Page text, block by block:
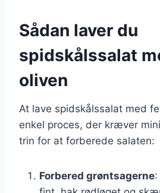
Sådan laver du
spidskålssalat
oliven
At lave spidskålssalat med
enkel proces, der kræver
trin for at forberede salaten:
Forbered grøntsagerne